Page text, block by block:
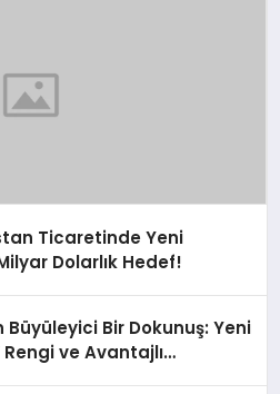
Ticaretinde Yeni
Dolarlık Hedef!
Büyüleyici Bir Dokunuş: Yeni
Rengi ve Avantajlı